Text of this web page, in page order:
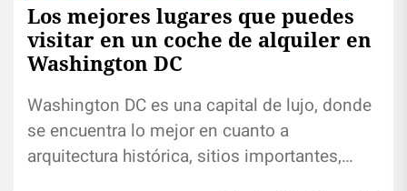
Los mejores lugares que puedes
visitar en un coche de alquiler en
Washington DC
Washington DC es una capital de lujo, donde
se encuentra lo mejor en cuanto a
arquitectura histórica, sitios importantes,